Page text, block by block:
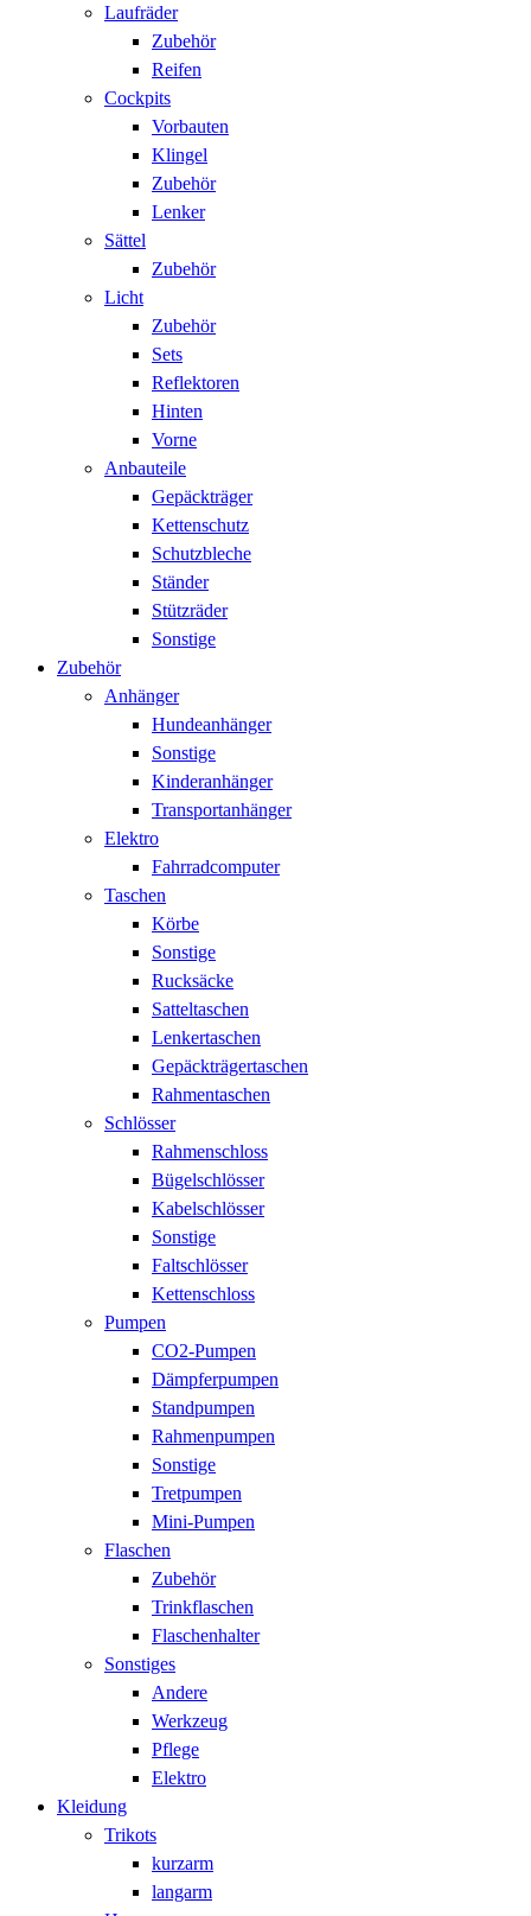
Laufräder
Zubehör
Reifen
Cockpits
Vorbauten
Klingel
Zubehör
Lenker
Sättel
Zubehör
Licht
Zubehör
Sets
Reflektoren
Hinten
Vorne
Anbauteile
Gepäckträger
Kettenschutz
Schutzbleche
Ständer
Stützräder
Sonstige
Zubehör
Anhänger
Hundeanhänger
Sonstige
Kinderanhänger
Transportanhänger
Elektro
Fahrradcomputer
Taschen
Körbe
Sonstige
Rucksäcke
Satteltaschen
Lenkertaschen
Gepäckträgertaschen
Rahmentaschen
Schlösser
Rahmenschloss
Bügelschlösser
Kabelschlösser
Sonstige
Faltschlösser
Kettenschloss
Pumpen
CO2-Pumpen
Dämpferpumpen
Standpumpen
Rahmenpumpen
Sonstige
Tretpumpen
Mini-Pumpen
Flaschen
Zubehör
Trinkflaschen
Flaschenhalter
Sonstiges
Andere
Werkzeug
Pflege
Elektro
Kleidung
Trikots
kurzarm
langarm